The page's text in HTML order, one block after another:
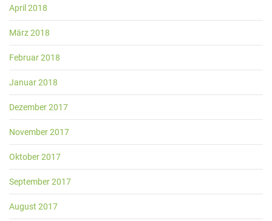
April 2018
März 2018
Februar 2018
Januar 2018
Dezember 2017
November 2017
Oktober 2017
September 2017
August 2017